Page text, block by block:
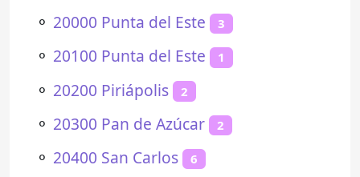
⚬ 20000 Punta del Este 3
⚬ 20100 Punta del Este 1
⚬ 20200 Piriápolis 2
⚬ 20300 Pan de Azúcar 2
⚬ 20400 San Carlos 6